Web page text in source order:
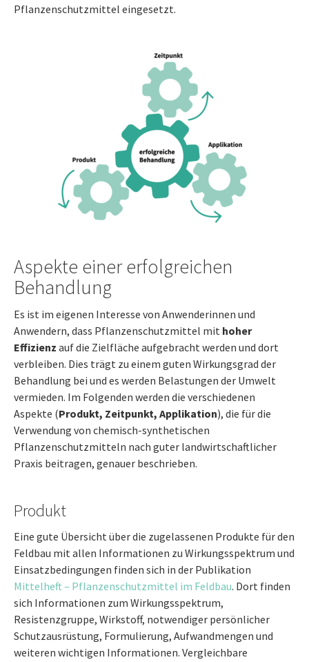
Pflanzenschutzmittel eingesetzt.
Aspekte einer erfolgreichen
Behandlung
Es ist im eigenen Interesse von Anwenderinnen und
Anwendern, dass Pflanzenschutzmittel mit hoher
Effizienz auf die Zielfläche aufgebracht werden und dort
verbleiben. Dies trägt zu einem guten Wirkungsgrad der
Behandlung bei und es werden Belastungen der Umwelt
vermieden. Im Folgenden werden die verschiedenen
Aspekte (Produkt, Zeitpunkt, Applikation), die für die
Verwendung von chemisch-synthetischen
Pflanzenschutzmitteln nach guter landwirtschaftlicher
Praxis beitragen, genauer beschrieben.
Produkt
Eine gute Übersicht über die zugelassenen Produkte für den
Feldbau mit allen Informationen zu Wirkungsspektrum und
Einsatzbedingungen finden sich in der Publikation
Mittelheft – Pflanzenschutzmittel im Feldbau. Dort finden
sich Informationen zum Wirkungsspektrum,
Resistenzgruppe, Wirkstoff, notwendiger persönlicher
Schutzausrüstung, Formulierung, Aufwandmengen und
weiteren wichtigen Informationen. Vergleichbare